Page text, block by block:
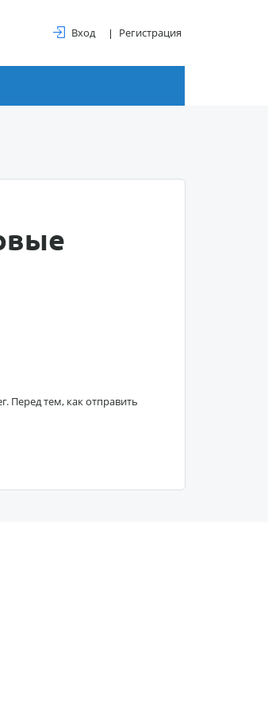
Вход Регистрация
тем, как отправить